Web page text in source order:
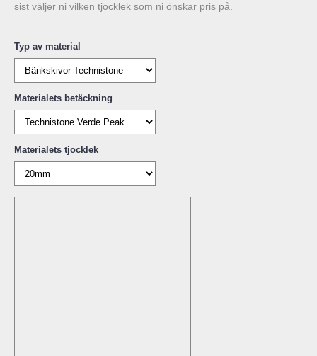
sist väljer ni vilken tjocklek som ni önskar pris på.
Typ av material
Materialets betäckning
Materialets tjocklek